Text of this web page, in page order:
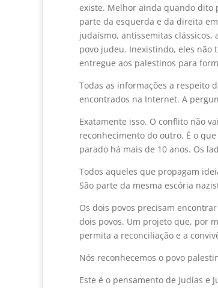
existe. Melhor ainda quando dito
parte da esquerda e da direita
judaísmo, antissemitas
povo judeu. Inexistindo, eles não
entregue aos palestinos para
Todas as informações a respeito
encontrados na Internet. A
Exatamente isso. O conflito não
reconhecimento do outro. É o
parado há mais de 10 anos. Os
Todos aqueles que propagam
São parte da mesma escória
Os dois povos precisam
dois povos. Um projeto que, por
permita a reconciliação e a
Nós reconhecemos o povo
Este é o pensamento de Judias e